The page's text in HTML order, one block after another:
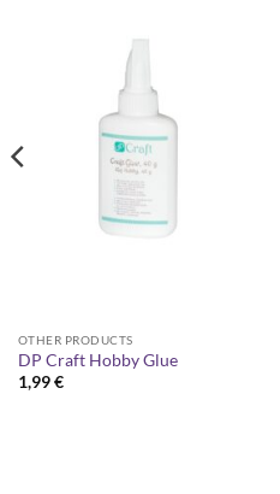
OTHER PRODUCTS
DP Craft Hobby Glue
1,99€